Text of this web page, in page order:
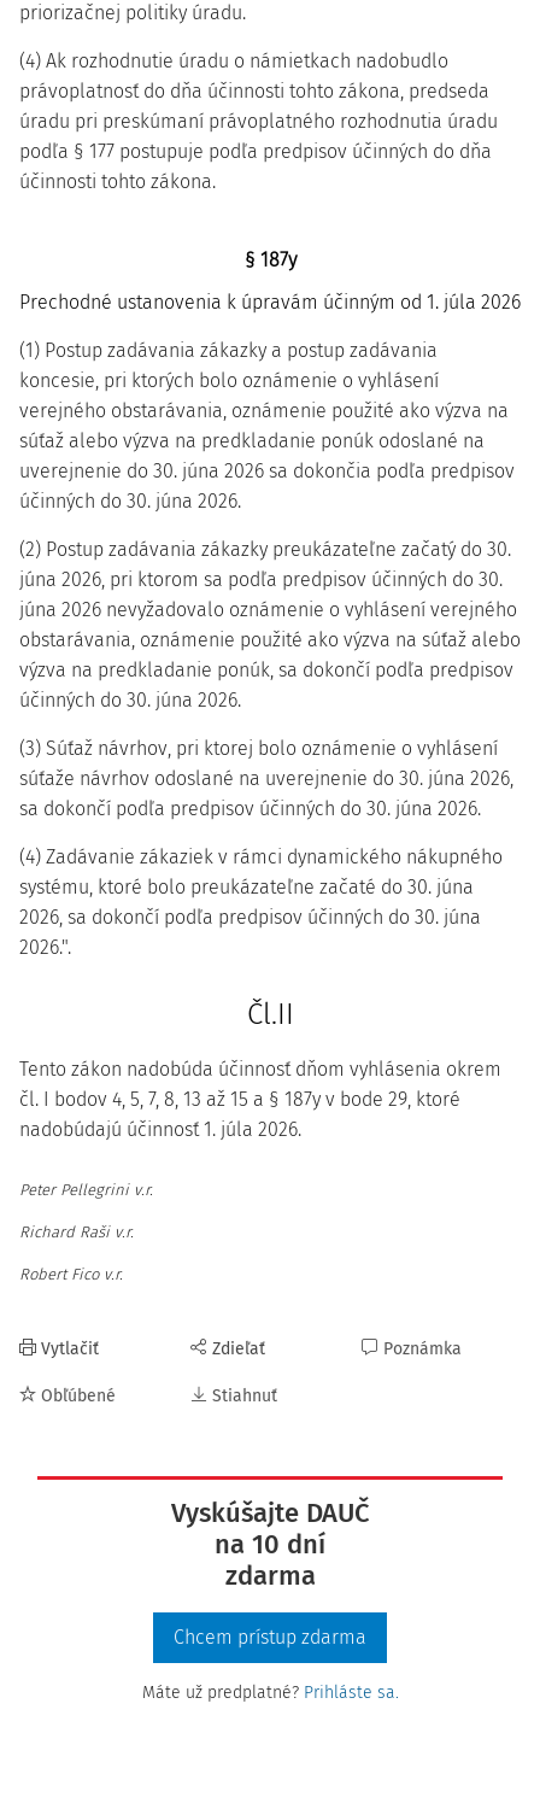
priorizačnej politiky úradu.
(4) Ak rozhodnutie úradu o námietkach nadobudlo
právoplatnosť do dňa účinnosti tohto zákona, predseda
úradu pri preskúmaní právoplatného rozhodnutia úradu
podľa § 177 postupuje podľa predpisov účinných do dňa
účinnosti tohto zákona.
§ 187y
Prechodné ustanovenia k úpravám účinným od 1. júla 2026
(1) Postup zadávania zákazky a postup zadávania
koncesie, pri ktorých bolo oznámenie o vyhlásení
verejného obstarávania, oznámenie použité ako výzva na
súťaž alebo výzva na predkladanie ponúk odoslané na
uverejnenie do 30. júna 2026 sa dokončia podľa predpisov
účinných do 30. júna 2026.
(2) Postup zadávania zákazky preukázateľne začatý do 30.
júna 2026, pri ktorom sa podľa predpisov účinných do 30.
júna 2026 nevyžadovalo oznámenie o vyhlásení verejného
obstarávania, oznámenie použité ako výzva na súťaž alebo
výzva na predkladanie ponúk, sa dokončí podľa predpisov
účinných do 30. júna 2026.
(3) Súťaž návrhov, pri ktorej bolo oznámenie o vyhlásení
súťaže návrhov odoslané na uverejnenie do 30. júna 2026,
sa dokončí podľa predpisov účinných do 30. júna 2026.
(4) Zadávanie zákaziek v rámci dynamického nákupného
systému, ktoré bolo preukázateľne začaté do 30. júna
2026, sa dokončí podľa predpisov účinných do 30. júna
2026.".
Čl.II
Tento zákon nadobúda účinnosť dňom vyhlásenia okrem
čl. I bodov 4, 5, 7, 8, 13 až 15 a § 187y v bode 29, ktoré
nadobúdajú účinnosť 1. júla 2026.
Peter Pellegrini v.r.
Richard Raši v.r.
Robert Fico v.r.
Vytlačiť
Obľúbené
Zdieľať
Stiahnuť
Poznámka
Vyskúšajte DAUČ
na 10 dní
zdarma
Chcem prístup zdarma
Máte už predplatné? Prihláste sa.